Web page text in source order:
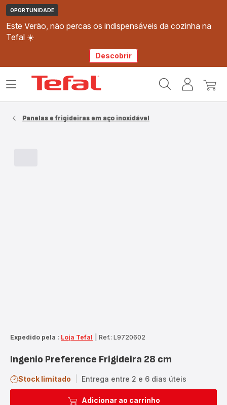
OPORTUNIDADE
Este Verão, não percas os indispensáveis da cozinha na
Tefal ☀️
Descobrir
Tefal
O
Abrir
Panelas e frigideiras em aço inoxidável
Expedido pela : Loja Tefal Ref.: L9720602
Ingenio Preference Frigideira 28 cm
Stock limitado Entrega entre 2 e 6 dias úteis
Adicionar ao carrinho